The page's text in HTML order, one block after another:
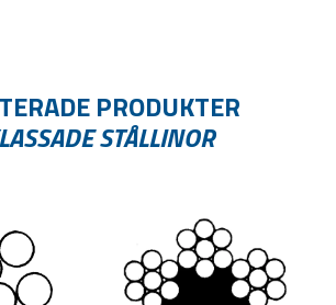
PRODUKTER
STÅLLINOR